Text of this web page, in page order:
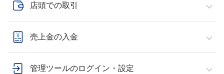
店頭での取引
売上金の入金
管理ツールのログイン・設定